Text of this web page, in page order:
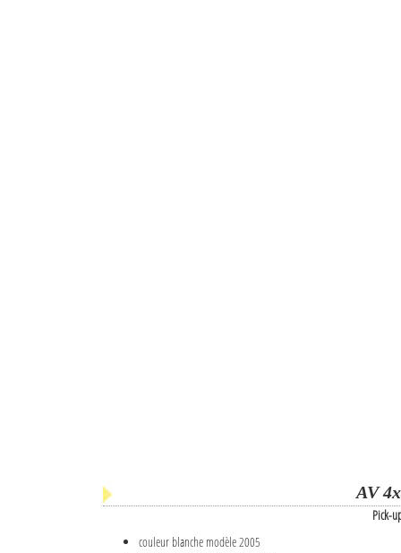
AV
Pick-
couleur blanche modèle 2005